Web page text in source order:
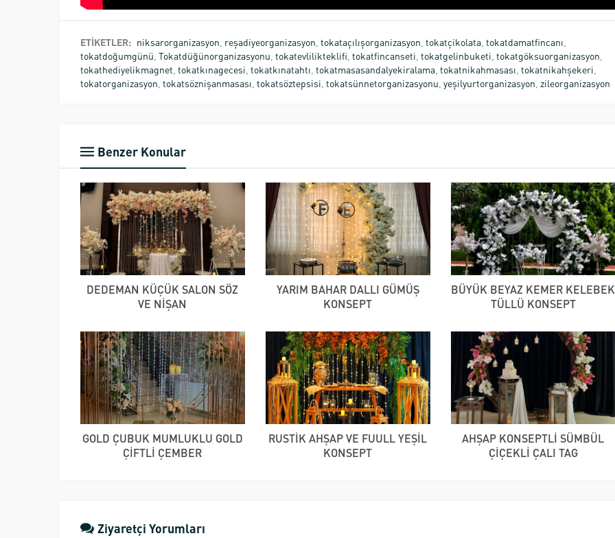
ETİKETLER: niksarorganizasyon reşadiyeorganizasyon tokataçılışorganizasyon tokatçikolata tokatdamatfincanı
tokatdoğumgünü Tokatdüğünorganizasyonu tokatevlilikteklifi tokatfincanseti tokatgelinbuketi tokatgöksuorganizasyon
tokathediyelikmagnet tokatkınagecesi tokatkınatahtı tokatmasasandalyekiralama tokatnikahmasası tokatnikahşekeri
tokatorganizasyon tokatsöznişanmasası tokatsöztepsisi tokatsünnetorganizasyonu yeşilyurtorganizasyon zileorganizasyon
Benzer Konular
DEDEMAN KÜÇÜK SALON SÖZ
VE NİŞAN
YARIM BAHAR DALLI GÜMÜŞ
KONSEPT
BÜYÜK BEYAZ KEMER KELEBEK
TÜLLÜ KONSEPT
GOLD ÇUBUK MUMLUKLU GOLD
ÇİFTLİ ÇEMBER
RUSTİK AHŞAP VE FUULL YEŞİL
KONSEPT
AHŞAP KONSEPTLİ SÜMBÜL
ÇİÇEKLİ ÇALI TAG
Ziyaretçi Yorumları